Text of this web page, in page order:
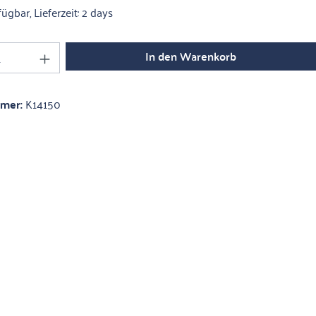
Lieferzeit: 2 days
Gib den gewünschten Wert ein
In den Warenkorb
K14150